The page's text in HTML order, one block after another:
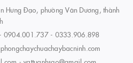
Hưng Đạo, phường Vân Dương, thành
0904.001.737- 0333.906.898